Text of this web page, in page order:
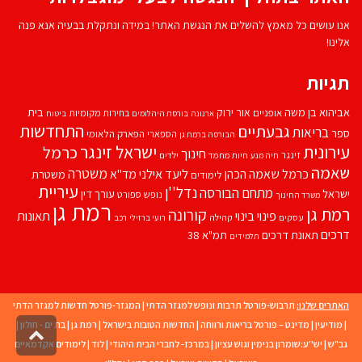
אנו עושים כל מאמץ להשלים את הנגשת האתר! במידה ונתקלת בבעיה אנא פנה
אלינו!
תגיות
אביהוא בן משהאופניים אור ירוק ארנונה בורסת היהלומים בחירות מקומיות ביטוח בית
ספרבריאותגבעתיים הבורסה ברמת גן הספארי הפארק הלאומי התחדשות
עירוניתזינגר חיה מנע חיות מחמד חינוך ילדים ישראל זינגרכרמל
שאמה כרמל שאמה הכהן לימודים ליעד אילנימד''אמשטרה משטרת
ישראל משרד החינוך מתחם הבורסהנדל''ן נופש ספורט עורך דין עיריית
רמת גן עסקים פינוי בינוי קהילה קורונה רועי ברזילי רכב רמת גן תאונות
דרכים תאונת דרכים תלמידים תמ"א 38
האתרים שלנו: תרבוש-פורטל תרבות ונופש למגזר הדתי | המגזר-פורטל חדשות למגזר הדתי
| מודיעין | מדינט – פורטל בריאות ורווחה | החדשות הטובות בישראל | רמת גן | בת ים - חולון |
גב"ש | יש''ע:שומרון בנימין וגוש עציון | במרכז- לחברי הבית היהודי |לוד |לימודים אקדמאיים